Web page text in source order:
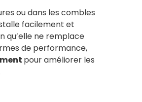
ou dans les combles
facilement et
qu’elle ne remplace
de performance,
pour améliorer les